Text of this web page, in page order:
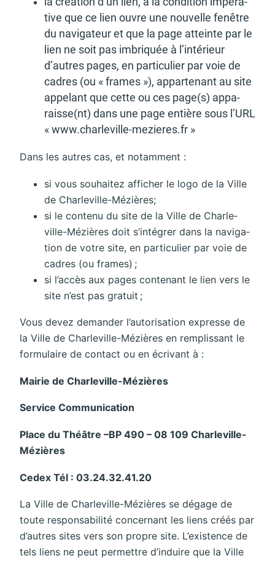
tive que ce lien ouvre une nouvelle fenêtre
du navi­ga­teur et que la page atteinte par le
lien ne soit pas imbriquée à l’in­té­rieur
d’autres pages, en parti­cu­lier par voie de
cadres (ou « frames »), appar­te­nant au site
appe­lant que cette ou ces page(s) appa­
raisse(nt) dans une page entière sous l’URL
« www.char­le­ville-mezieres.fr »
Dans les autres cas, et notam­ment :
si vous souhai­tez affi­cher le logo de la Ville
de Char­le­ville-Mézières;
si le contenu du site de la Ville de Char­le­
ville-Mézières doit s’in­té­grer dans la navi­ga­
tion de votre site, en parti­cu­lier par voie de
cadres (ou frames) ;
si l’ac­cès aux pages conte­nant le lien vers le
site n’est pas gratuit ;
Vous devez deman­der l’au­to­ri­sa­tion expresse de
la Ville de Char­le­ville-Mézières en remplis­sant le
formu­laire de contact ou en écri­vant à :
Mairie de Char­le­ville-Mézières
Service Commu­ni­ca­tion
Place du Théâtre –BP 490 – 08 109 Char­le­ville-
Mézières
Cedex Tél : 03.24.32.41.20
La Ville de Char­le­ville-Mézières se dégage de
toute respon­sa­bi­lité concer­nant les liens créés par
d’autres sites vers son propre site. L’exis­tence de
tels liens ne peut permettre d’in­duire que la Ville